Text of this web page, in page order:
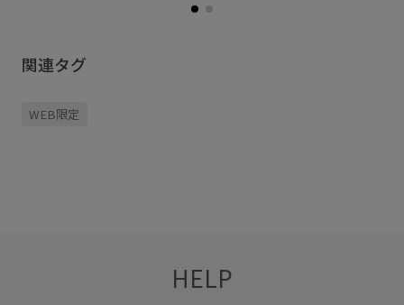
関連タグ
WEB限定
HELP